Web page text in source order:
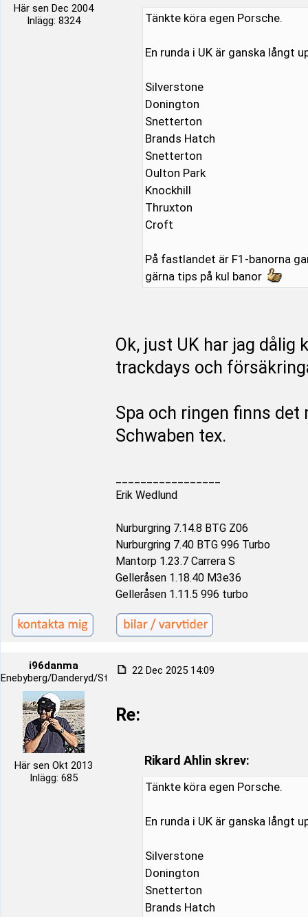
Här sen Dec 2004
Inlägg: 8324
Tänkte köra egen Porsche.
En runda i UK är ganska långt
Silverstone
Donington
Snetterton
Brands Hatch
Snetterton
Oulton Park
Knockhill
Thruxton
Croft
På fastlandet är F1-banorna
gärna tips på kul banor
Ok, just UK har jag dålig
trackdays och
Spa och ringen finns det
Schwaben tex.
Erik Wedlund
Nurburgring 7.14.8 BTG Z06
Nurburgring 7.40 BTG 996 Turbo
Mantorp 1.23.7 Carrera S
Gelleråsen 1.18.40 M3e36
Gelleråsen 1.11.5 996 turbo
i96danma
Enebyberg/Danderyd/Stockholm
Här sen Okt 2013
Inlägg: 685
22 Dec 2025 14:09
Re:
Rikard Ahlin skrev:
Tänkte köra egen Porsche.
En runda i UK är ganska långt
Silverstone
Donington
Snetterton
Brands Hatch